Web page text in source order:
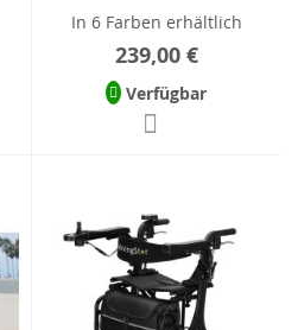
In 6 Farben erhältlich
239,00 €
Verfügbar